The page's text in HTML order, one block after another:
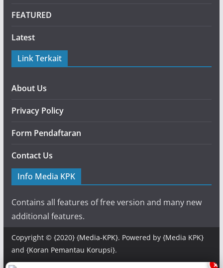
FEATURED
Latest
Link Terkait
About Us
Privacy Policy
Form Pendaftaran
Contact Us
Info Media KPK
Contains all features of free version and many new
additional features.
Copyright © {2020} {Media-KPK}. Powered by {Media KPK}
and {Koran Pemantau Korupsi}.
×